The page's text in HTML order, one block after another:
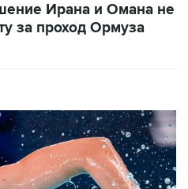
Ирана и Омана не
за проход Ормуза